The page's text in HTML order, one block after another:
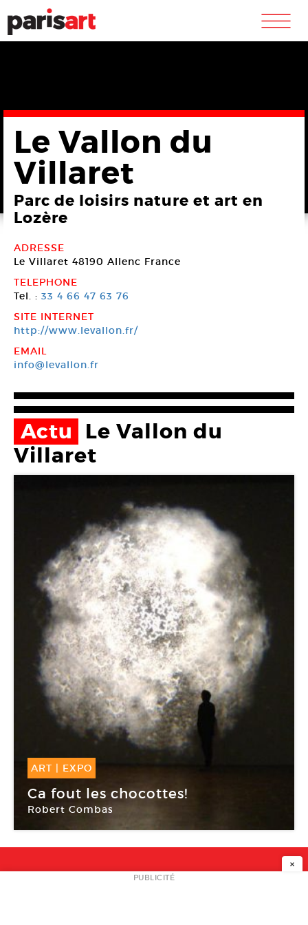
m
Le Vallon du
Villaret
Parc de loisirs nature et art en
Lozère
ADRESSE
Le Villaret 48190 Allenc France
TELEPHONE
Tel. : 33 4 66 47 63 76
SITE INTERNET
http://www.levallon.fr/
EMAIL
info@levallon.fr
Actu
Le Vallon du
Villaret
ART EXPO
14 Juin -02 Nov 2008
Ca fout les chocottes!
Robert Combas
NEWSLETTER
×
PUBLICITÉ